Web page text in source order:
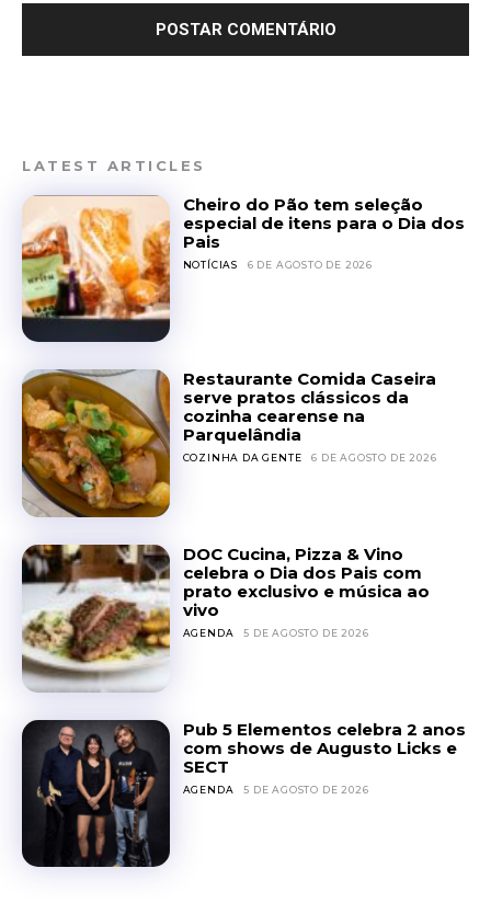
LATEST ARTICLES
Cheiro do Pão tem seleção
especial de itens para o Dia dos
Pais
NOTÍCIAS 6 DE AGOSTO DE 2026
Restaurante Comida Caseira
serve pratos clássicos da
cozinha cearense na
Parquelândia
COZINHA DA GENTE 6 DE AGOSTO DE 2026
DOC Cucina, Pizza & Vino
celebra o Dia dos Pais com
prato exclusivo e música ao
vivo
AGENDA 5 DE AGOSTO DE 2026
Pub 5 Elementos celebra 2 anos
com shows de Augusto Licks e
SECT
AGENDA 5 DE AGOSTO DE 2026